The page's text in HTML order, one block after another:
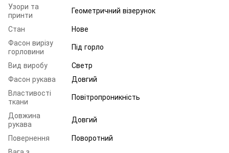
Узори та
принти
Геометричний візерунок
Стан
Нове
Фасон вирізу
горловини
Під горло
Вид виробу
Светр
Фасон рукава
Довгий
Властивості
ткани
Повітропроникність
Довжина
рукава
Довгий
Повернення
Поворотний